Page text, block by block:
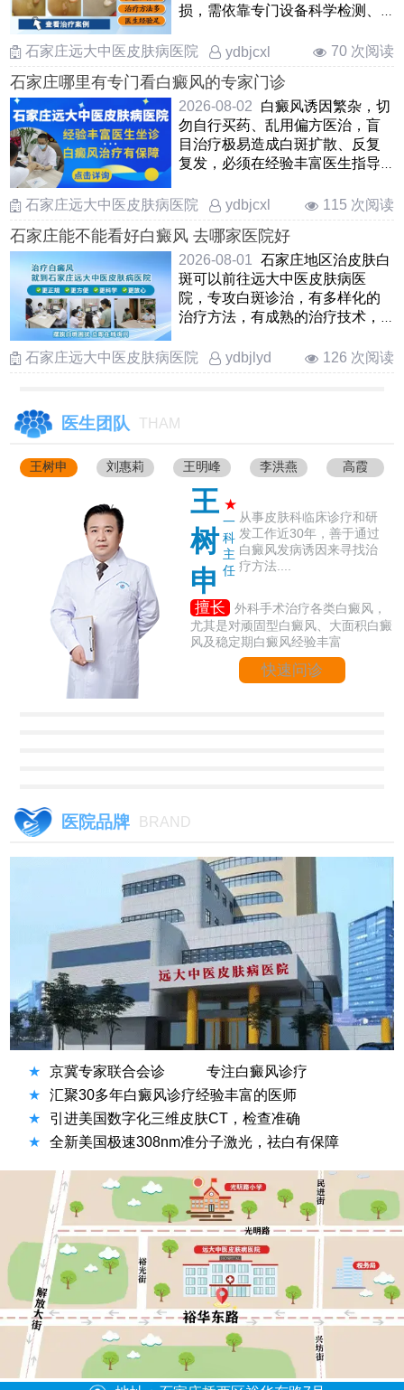
损，需依靠专门设备科学检测、
……
石家庄远大中医皮肤病医院 ydbjcxl 70 次阅读
石家庄哪里有专门看白癜风的专家门诊
2026-08-02
白癜风诱因繁杂，切
勿自行买药、乱用偏方医治，盲
目治疗极易造成白斑扩散、反复
复发，必须在经验丰富医生指导
石家庄远大中医皮肤病医院
ydbjcxl 115 次阅读
石家庄能不能看好白癜风 去哪家医院好
2026-08-01
石家庄地区治皮肤白
斑可以前往远大中医皮肤病医
院，专攻白斑诊治，有多样化的
治疗方法，有成熟的治疗技术，
……
石家庄远大中医皮肤病医院 ydbjlyd 126 次阅读
医生团队 THAM
王树申 刘惠莉 王明峰 李洪燕 高霞
王
树
申
★
一
科
主
任
从事皮肤科临床诊疗和研
发工作近30年，善于通过
白癜风发病诱因来寻找治
疗方法....
擅长
外科手术治疗各类白癜风，
尤其是对顽固型白癜风、大面积白癜
风及稳定期白癜风经验丰富
快速问诊
医院品牌 BRAND
★ 京冀专家联合会诊
专注白癜风诊疗
★
汇聚30多年白癜风诊疗经验丰富的医师
★
引进美国数字化三维皮肤CT，检查准确
★
全新美国极速308nm准分子激光，祛白有保障
方便说下您的症状吗？